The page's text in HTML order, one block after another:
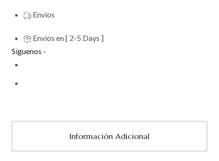
Envios
Envios en [ 2-5 Days ]
Síguenos -
Información Adicional